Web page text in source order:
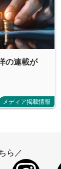
の連載が
メディア掲載情報
ら／